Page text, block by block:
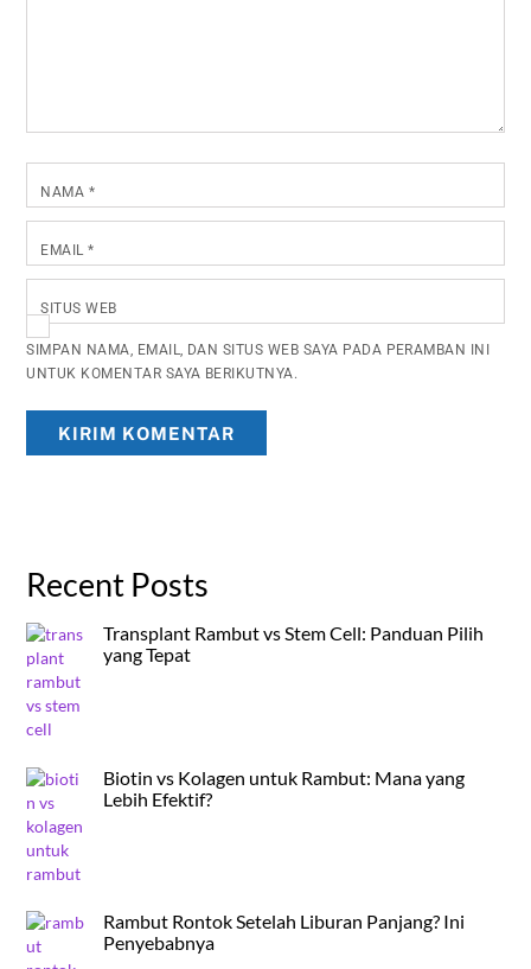
NAMA *
EMAIL*
SITUS WEB
SIMPAN NAMA, EMAIL, DAN SITUS WEB SAYA PADA PERAMBAN INI
UNTUK KOMENTAR SAYA BERIKUTNYA.
Recent Posts
Transplant Rambut vs Stem Cell: Panduan Pilih
yang Tepat
Biotin vs Kolagen untuk Rambut: Mana yang
Lebih Efektif?
Rambut Rontok Setelah Liburan Panjang? Ini
Penyebabnya